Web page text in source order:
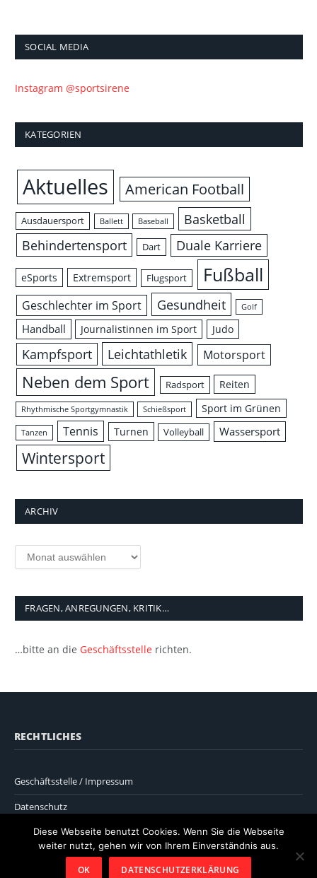
SOCIAL MEDIA
Instagram @sportsirene
KATEGORIEN
Aktuelles American Football
Ausdauersport Ballett Baseball
Basketball
Behindertensport
Dart Duale Karriere
eSports Extremsport Flugsport Fußball
Geschlechter im Sport Gesundheit Golf
Handball Journalistinnen im Sport Judo
Kampfsport Leichtathletik Motorsport
Neben dem Sport Radsport Reiten
Rhythmische Sportgymnastik Schießsport Sport im Grünen
Tanzen Tennis Turnen Volleyball Wassersport
Wintersport
ARCHIV
Archiv
FRAGEN, ANREGUNGEN, KRITIK…
…bitte an die Geschäftsstelle richten.
RECHTLICHES
Geschäftsstelle / Impressum
Datenschutz
Diese Webseite benutzt Cookies. Wenn Sie die Webseite
weiter nutzt, gehen wir von Ihrem Einverständnis aus.
OK DATENSCHUTZERKLÄRUNG